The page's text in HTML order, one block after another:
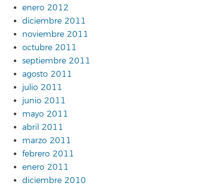
enero 2012
diciembre 2011
noviembre 2011
octubre 2011
septiembre 2011
agosto 2011
julio 2011
junio 2011
mayo 2011
abril 2011
marzo 2011
febrero 2011
enero 2011
diciembre 2010